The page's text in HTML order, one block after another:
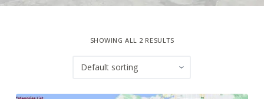
t
SHOWING ALL 2 RESULTS